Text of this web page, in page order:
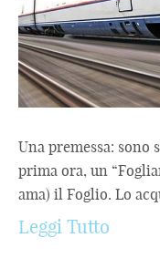
Una premessa: sono
prima ora, un
ama) il Foglio. Lo
Leggi Tutto